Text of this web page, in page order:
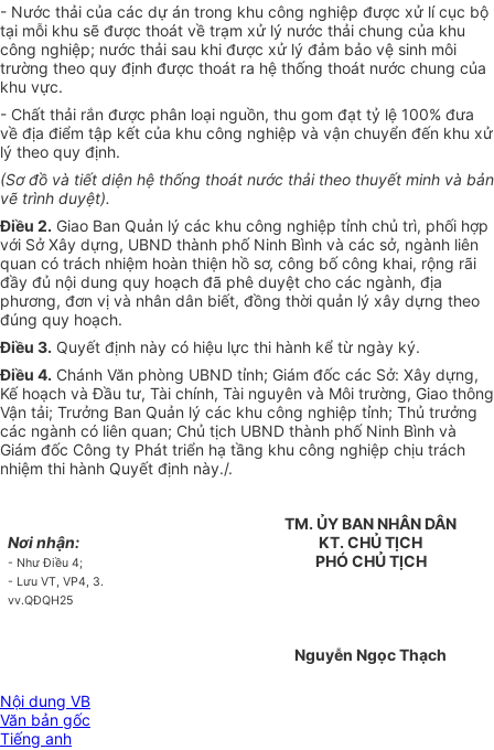
- Nước thải của các dự án trong khu công nghiệp được xử lí cục bộ
tại mỗi khu sẽ được thoát về trạm xử lý nước thải chung của khu
công nghiệp; nước thải sau khi được xử lý đảm bảo vệ sinh môi
trường theo quy định được thoát ra hệ thống thoát nước chung của
khu vực.
- Chất thải rắn được phân loại nguồn, thu gom đạt tỷ lệ 100% đưa
về địa điểm tập kết của khu công nghiệp và vận chuyển đến khu xử
lý theo quy định.
(Sơ đồ và tiết diện hệ thống thoát nước thải theo thuyết minh và bản
vẽ trình duyệt).
Điều 2. Giao Ban Quản lý các khu công nghiệp tỉnh chủ trì, phối hợp
với Sở Xây dựng, UBND thành phốNinh Bình và các sở, ngành liên
quan có trách nhiệm hoàn thiện hồ sơ, công bố công khai, rộng rãi
đầy đủ nội dung quy hoạch đã phê duyệt cho các ngành, địa
phương, đơn vị và nhân dân biết, đồng thời quản lý xây dựng theo
đúng quy hoạch.
Điều 3. Quyết định này có hiệu lực thi hành kể từ ngày ký.
Điều 4. Chánh Văn phòng UBND tỉnh; Giám đốc các Sở: Xây dựng,
Kế hoạch vàĐầu tư, Tài chính, Tài nguyên và Môi trường, Giao thông
Vận tải; Trưởng Ban Quản lý các khu công nghiệp tỉnh; Thủ trưởng
các ngành có liên quan; Chủ tịch UBND thành phố Ninh Bình và
Giám đốc Công ty Phát triển hạ tầng khu công nghiệp chịu trách
nhiệm thi hành Quyết định này./.
Nơi nhận:
- Như Điều 4;
- Lưu VT, VP4, 3.
vv.QĐQH25
TM. ỦY BAN NHÂN DÂN
KT. CHỦ TỊCH
PHÓ CHỦ TỊCH
Nguyễn Ngọc Thạch
Nội dung VB
Văn bản gốc
Tiếng anh